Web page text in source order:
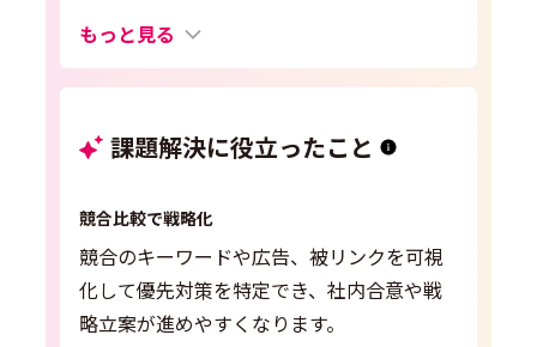
もっと見る
課題解決に役立ったこと
競合比較で戦略化
競合のキーワードや広告、被リンクを可視
化して優先対策を特定でき、社内合意や戦
略立案が進めやすくなります。